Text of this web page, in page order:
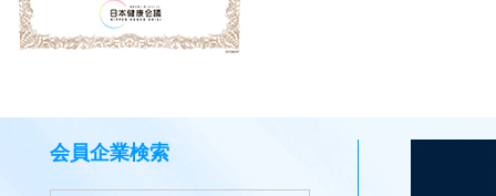
会員企業検索